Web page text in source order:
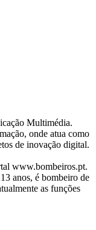
Multimédia.
onde atua como
de inovação digital.
www.bombeiros.pt.
anos, é bombeiro de
as funções